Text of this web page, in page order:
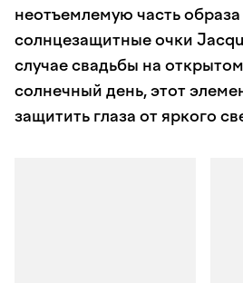
неотъемлемую часть
солнцезащитные очки
случае свадьбы на
солнечный день, этот
защитить глаза от яркого